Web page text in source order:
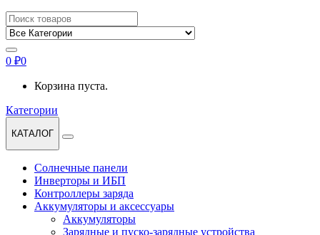
Найти:
0 ₽0
Корзина пуста.
Категории
КАТАЛОГ
Солнечные панели
Инверторы и ИБП
Контроллеры заряда
Аккумуляторы и аксессуары
Аккумуляторы
Зарядные и пуско-зарядные устройства